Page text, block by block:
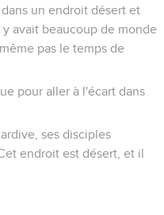
un endroit désert et
avait beaucoup de monde
pas le temps de
pour aller à l'écart dans
ses disciples
endroit est désert, et il